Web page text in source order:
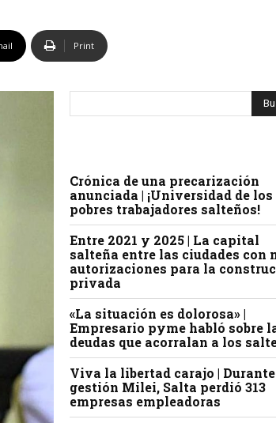
Print
Crónica de una precarización
anunciada | ¡Universidad de los
pobres trabajadores salteños!
Entre 2021 y 2025 | La capital
salteña entre las ciudades con
autorizaciones para la
privada
«La situación es dolorosa» |
Empresario pyme habló sobre
deudas que acorralan a los
Viva la libertad carajo |
gestión Milei, Salta perdió 313
empresas empleadoras